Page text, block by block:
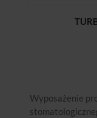
Wyposażenie